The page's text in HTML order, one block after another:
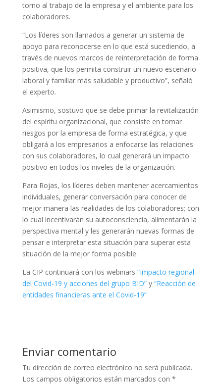
torno al trabajo de la empresa y el ambiente para los
colaboradores.
“Los líderes son llamados a generar un sistema de
apoyo para reconocerse en lo que está sucediendo, a
través de nuevos marcos de reinterpretación de forma
positiva, que los permita construir un nuevo escenario
laboral y familiar más saludable y productivo”, señaló
el experto.
Asimismo, sostuvo que se debe primar la revitalización
del espíritu organizacional, que consiste en tomar
riesgos por la empresa de forma estratégica, y que
obligará a los empresarios a enfocarse las relaciones
con sus colaboradores, lo cual generará un impacto
positivo en todos los niveles de la organización.
Para Rojas, los líderes deben mantener acercamientos
individuales, generar conversación para conocer de
mejor manera las realidades de los colaboradores; con
lo cual incentivarán su autoconsciencia, alimentarán la
perspectiva mental y les generarán nuevas formas de
pensar e interpretar esta situación para superar esta
situación de la mejor forma posible.
La CIP continuará con los webinars “Impacto regional
del Covid-19 y acciones del grupo BID”y “Reacción de
entidades financieras ante el Covid-19”
Enviar comentario
Tu dirección de correo electrónico no será publicada.
Los campos obligatorios están marcados con *